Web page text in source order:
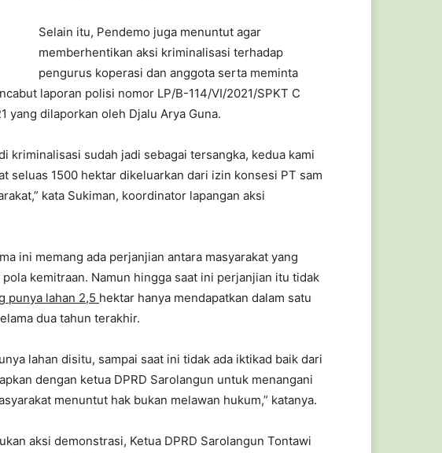
Selain itu, Pendemo juga menuntut agar
memberhentikan aksi kriminalisasi terhadap
pengurus koperasi dan anggota serta meminta
laporan polisi nomor LP/B-114/VI/2021/SPKT C
yang dilaporkan oleh Djalu Arya Guna.
kriminalisasi sudah jadi sebagai tersangka, kedua kami
seluas 1500 hektar dikeluarkan dari izin konsesi PT sam
kata Sukiman, koordinator lapangan aksi
ini memang ada perjanjian antara masyarakat yang
kemitraan. Namun hingga saat ini perjanjian itu tidak
punya lahan 2,5 hektar hanya mendapatkan dalam satu
dua tahun terakhir.
lahan disitu, sampai saat ini tidak ada iktikad baik dari
dengan ketua DPRD Sarolangun untuk menangani
menuntut hak bukan melawan hukum,” katanya.
aksi demonstrasi, Ketua DPRD Sarolangun Tontawi